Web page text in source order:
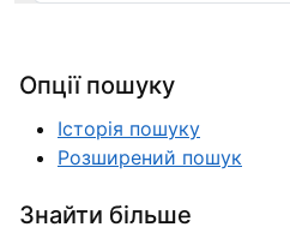
Опції пошуку
Історія пошуку
Розширений пошук
Знайти більше